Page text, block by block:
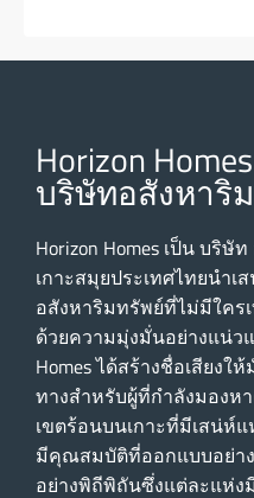
Horizon
บริษัทอสังหาริ
Horizon Homes เป็น บริ
เกาะสมุยประเทศไทยนําเ
อสังหาริมทรัพย์ที่ไม่มีใคร
ด้วยความมุ่งมั่นอย่างแน่ว
Homes ได้สร้างชื่อเสียง
ทางสําหรับผู้ที่กําลังมองห
เขตร้อนบนเกาะที่มีเสน่ห์
มีคุณสมบัติที่ออกแบบอย่า
อย่างพิถีพิถันซึ่งแต่ละแห่